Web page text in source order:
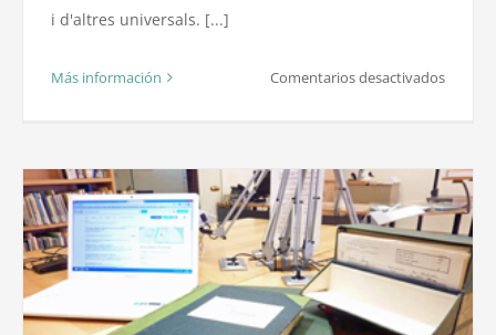
i d'altres universals. [...]
Más información Comentarios desactivadosen
de
mides
a
la